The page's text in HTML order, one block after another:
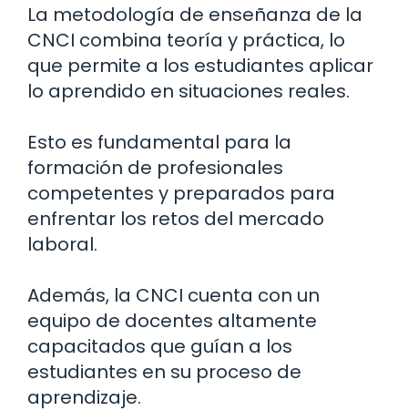
La metodología de enseñanza de la
CNCI combina teoría y práctica, lo
que permite a los estudiantes aplicar
lo aprendido en situaciones reales.
Esto es fundamental para la
formación de profesionales
competentes y preparados para
enfrentar los retos del mercado
laboral.
Además, la CNCI cuenta con un
equipo de docentes altamente
capacitados que guían a los
estudiantes en su proceso de
aprendizaje.